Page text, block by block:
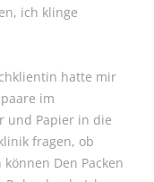
ich klinge
hatte mir
im
und Papier in die
fragen, ob
Den Packen